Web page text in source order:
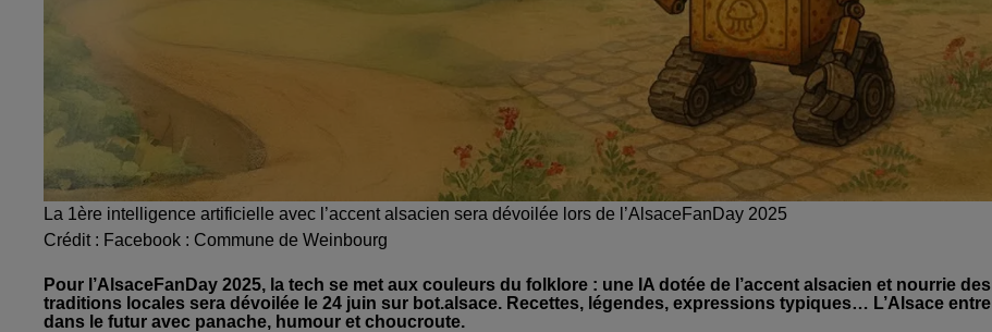
La 1ère intelligence artificielle avec l’accent alsacien sera dévoilée lors de l’AlsaceFanDay 2025
Crédit : Facebook : Commune de Weinbourg
Pour l’AlsaceFanDay 2025, la tech se met aux couleurs du folklore : une IA dotée de l’accent alsacien et nourrie des
traditions locales sera dévoilée le 24 juin sur bot.alsace. Recettes, légendes, expressions typiques… L’Alsace entre
dans le futur avec panache, humour et choucroute.